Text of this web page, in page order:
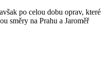
po celou dobu oprav, které
směry na Prahu a Jaroměř